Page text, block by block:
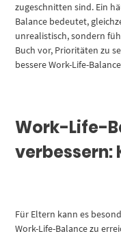
zugeschnitten sind. Ein
Balance bedeutet,
unrealistisch, sondern
Buch vor, Prioritäten zu
bessere Work-Life-
Work-Life-
verbessern:
Für Eltern kann es
Work-Life-Balance zu